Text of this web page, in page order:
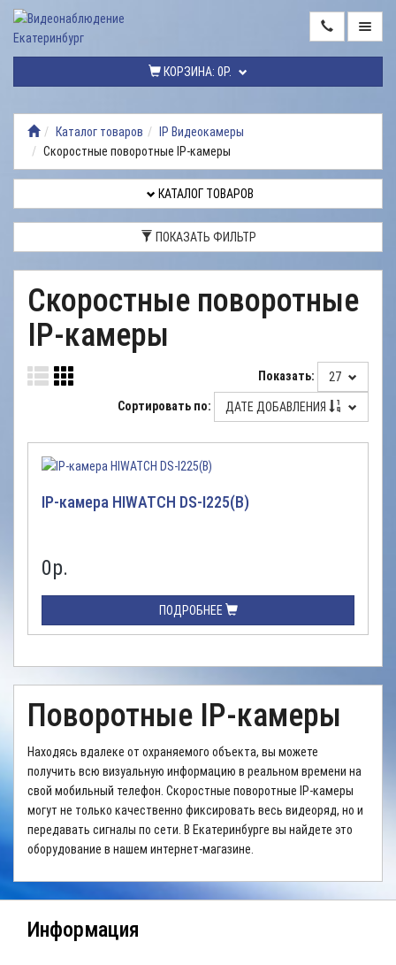
КОРЗИНА: 0Р.
ТОВАРОВ
МОНТАЖ
ВИДЕОНАБЛЮДЕНИЯ
РЕМОНТ
ВИДЕОНАБЛЮДЕНИЯ
ДОСТАВКА
НАШИ
РАБОТЫ
КОНТАКТЫ
Каталог товаров
IP Видеокамеры
Скоростные поворотные IP-камеры
КАТАЛОГ ТОВАРОВ
ПОКАЗАТЬ ФИЛЬТР
Скоростные поворотные
IP-камеры
Показать: 27
Сортировать по: ДАТЕ ДОБАВЛЕНИЯ
IP-камера HIWATCH DS-I225(B)
0р.
ПОДРОБНЕЕ
Поворотные IP-камеры
Находясь вдалеке от охраняемого объекта, вы можете
получить всю визуальную информацию в реальном времени на
свой мобильный телефон. Скоростные поворотные IP-камеры
могут не только качественно фиксировать весь видеоряд, но и
передавать сигналы по сети. В Екатеринбурге вы найдете это
оборудование в нашем интернет-магазине.
Информация